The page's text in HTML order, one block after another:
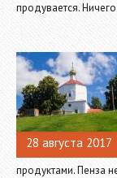
продувается.
28 августа 2017
продуктами. Пенза